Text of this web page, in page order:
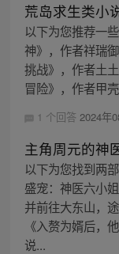
荒岛求生类小
以下为您推荐一
神》，作者祥瑞
挑战》，作者土
冒险》，作者甲
1 个回答 2024年
主角周元的神
以下为您找到两
盛宠：神医六小
并前往大东山，
《入赘为婿后，
说...